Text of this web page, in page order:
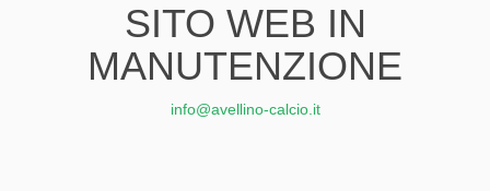
SITO WEB IN
MANUTENZIONE
info@avellino-calcio.it